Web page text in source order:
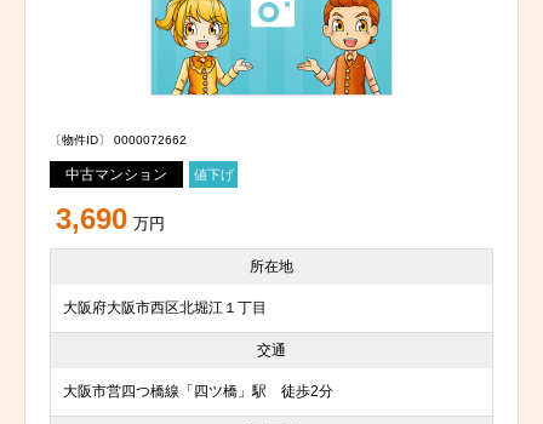
〔物件ID〕 0000072662
中古マンション 値下げ
3,690 万円
所在地
大阪府大阪市西区北堀江１丁目
交通
大阪市営四つ橋線「四ツ橋」駅 徒歩2分